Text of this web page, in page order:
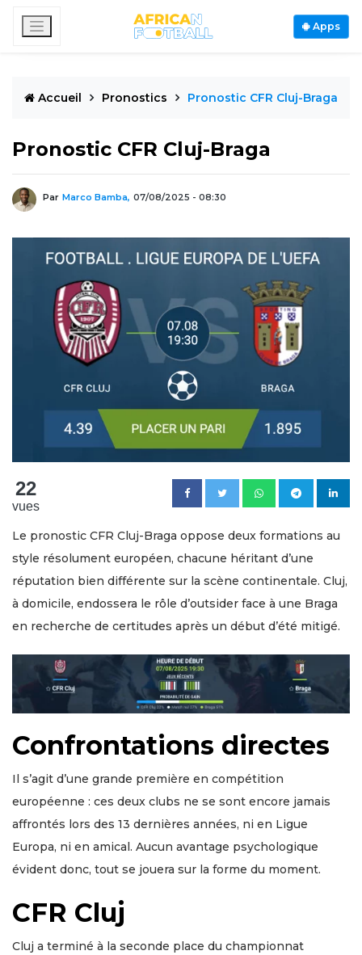
Apps
Accueil Pronostics Pronostic CFR Cluj-Braga
Pronostic CFR Cluj-Braga
Par Marco Bamba, 07/08/2025 - 08:30
22
vues
Le pronostic CFR Cluj-Braga oppose deux formations au
style résolument européen, chacune héritant d’une
réputation bien différente sur la scène continentale. Cluj,
à domicile, endossera le rôle d’outsider face à une Braga
en recherche de certitudes après un début d’été mitigé.
Confrontations directes
Il s’agit d’une grande première en compétition
européenne : ces deux clubs ne se sont encore jamais
affrontés lors des 13 dernières années, ni en Ligue
Europa, ni en amical. Aucun avantage psychologique
évident donc, tout se jouera sur la forme du moment.
CFR Cluj
Cluj a terminé à la seconde place du championnat